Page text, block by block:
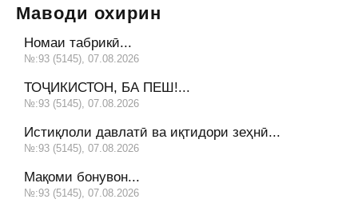
Маводи охирин
Номаи табрикӣ...
№:93 (5145), 07.08.2026
ТОҶИКИСТОН, БА ПЕШ!...
№:93 (5145), 07.08.2026
Истиқлоли давлатӣ ва иқтидори зеҳнӣ...
№:93 (5145), 07.08.2026
Мақоми бонувон...
№:93 (5145), 07.08.2026